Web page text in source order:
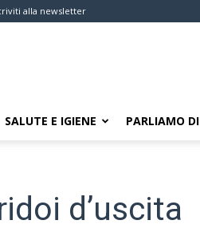
alla newsletter
SALUTE E IGIENE PARLIAMO DI
d’uscita